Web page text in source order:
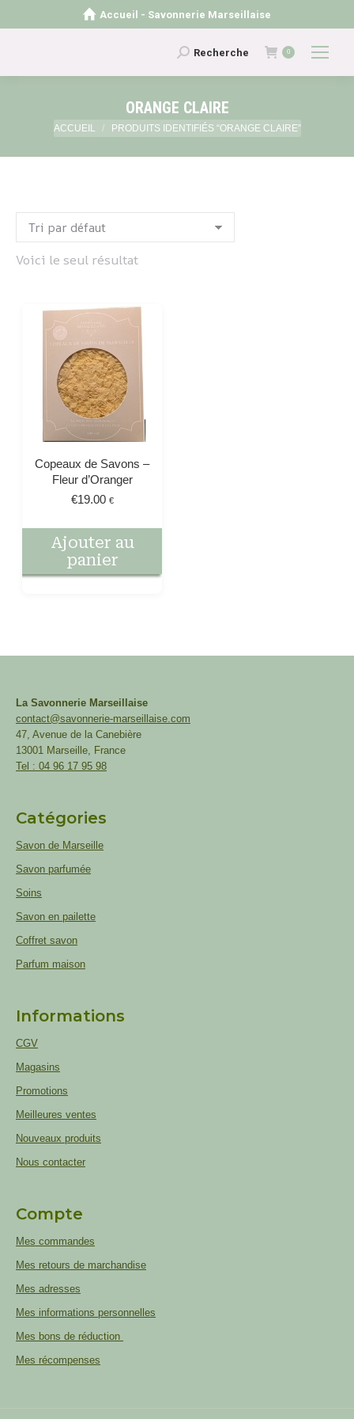
Accueil - Savonnerie Marseillaise
Recherche
:
Recherche 0
ORANGE CLAIRE
Vous êtes ici :
ACCUEIL PRODUITS IDENTIFIÉS “ORANGE CLAIRE”
Voici le seul résultat
Copeaux de Savons –
Fleur d’Oranger
€19.00 €
Ajouter au
panier
La Savonnerie Marseillaise
contact@savonnerie-marseillaise.com
47, Avenue de la Canebière
13001 Marseille, France
Tel : 04 96 17 95 98
Catégories
Savon de Marseille
Savon parfumée
Soins
Savon en pailette
Coffret savon
Parfum maison
Informations
CGV
Magasins
Promotions
Meilleures ventes
Nouveaux produits
Nous contacter
Compte
Mes commandes
Mes retours de marchandise
Mes adresses
Mes informations personnelles
Mes bons de réduction
Mes récompenses